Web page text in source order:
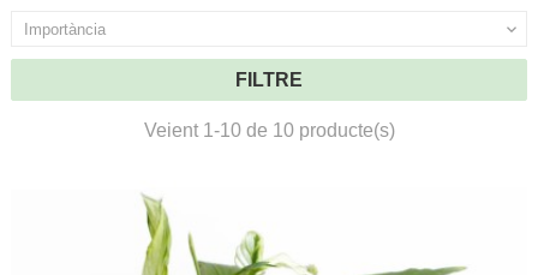
Importància 
FILTRE
Veient 1-10 de 10 producte(s)